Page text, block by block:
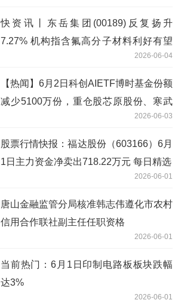
快资讯丨东岳集团(00189)反复扬升
7.27% 机构指含氟高分子材料利好有望
2026-06-04
【热闻】6月2日科创AIETF博时基金份额
减少5100万份，重仓股芯原股份、寒武
2026-06-03
股票行情快报：福达股份（603166）6月
1日主力资金净卖出718.22万元 每日精选
2026-06-01
唐山金融监管分局核准韩志伟遵化市农村
信用合作联社副主任任职资格
2026-06-01
当前热门：6月1日印制电路板板块跌幅
达3%
2026-06-01